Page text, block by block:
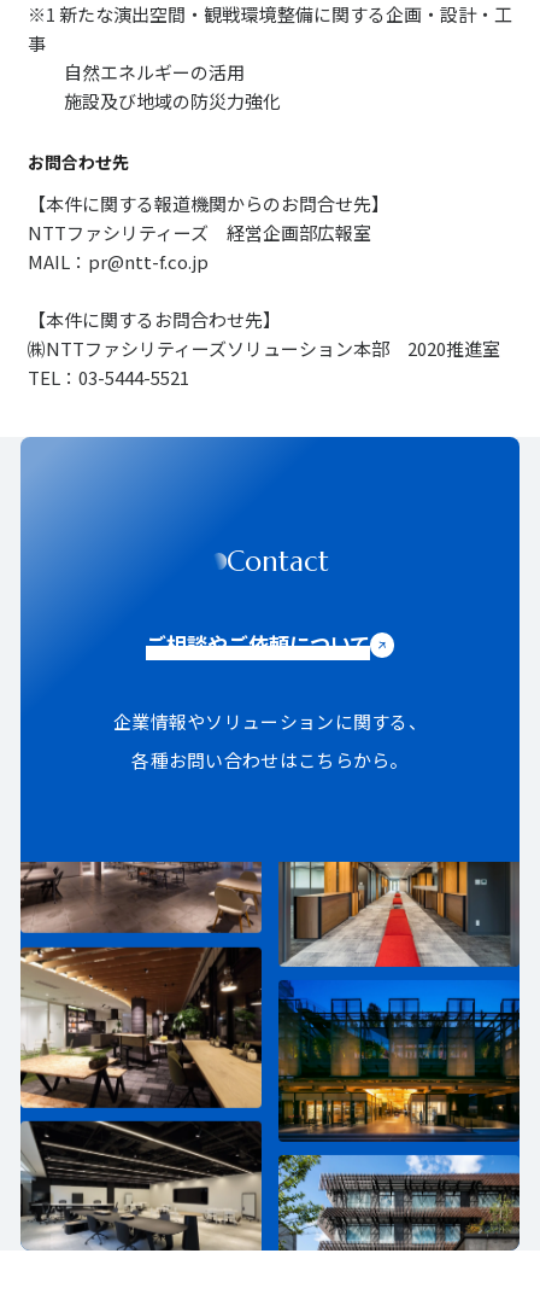
※1 新たな演出空間・観戦環境整備に関する企画・設計・工
事
自然エネルギーの活用
施設及び地域の防災力強化
お問合わせ先
【本件に関する報道機関からのお問合せ先】
NTTファシリティーズ 経営企画部広報室
MAIL：pr@ntt-f.co.jp
【本件に関するお問合わせ先】
㈱NTTファシリティーズソリューション本部 2020推進室
TEL：03-5444-5521
Contact
ご相談やご依頼について
企業情報やソリューションに関する、
各種お問い合わせはこちらから。